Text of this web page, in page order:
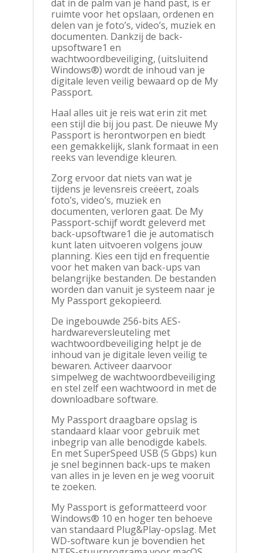
dat in de palm van je hand past, is er
ruimte voor het opslaan, ordenen en
delen van je foto’s, video’s, muziek en
documenten. Dankzij de back-
upsoftware1 en
wachtwoordbeveiliging, (uitsluitend
Windows®) wordt de inhoud van je
digitale leven veilig bewaard op de My
Passport.
Haal alles uit je reis wat erin zit met
een stijl die bij jou past. De nieuwe My
Passport is herontworpen en biedt
een gemakkelijk, slank formaat in een
reeks van levendige kleuren.
Zorg ervoor dat niets van wat je
tijdens je levensreis creëert, zoals
foto’s, video’s, muziek en
documenten, verloren gaat. De My
Passport-schijf wordt geleverd met
back-upsoftware1 die je automatisch
kunt laten uitvoeren volgens jouw
planning. Kies een tijd en frequentie
voor het maken van back-ups van
belangrijke bestanden. De bestanden
worden dan vanuit je systeem naar je
My Passport gekopieerd.
De ingebouwde 256-bits AES-
hardwareversleuteling met
wachtwoordbeveiliging helpt je de
inhoud van je digitale leven veilig te
bewaren. Activeer daarvoor
simpelweg de wachtwoordbeveiliging
en stel zelf een wachtwoord in met de
downloadbare software.
My Passport draagbare opslag is
standaard klaar voor gebruik met
inbegrip van alle benodigde kabels.
En met SuperSpeed USB (5 Gbps) kun
je snel beginnen back-ups te maken
van alles in je leven en je weg vooruit
te zoeken.
My Passport is geformatteerd voor
Windows® 10 en hoger ten behoeve
van standaard Plug&Play-opslag. Met
WD-software kun je bovendien het